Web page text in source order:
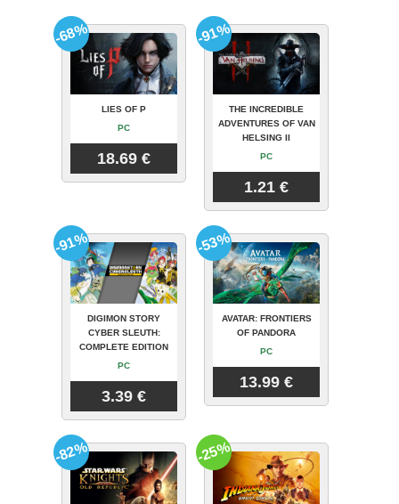
LIES OF P
PC
18.69 €
-68%
THE INCREDIBLE
ADVENTURES OF VAN
HELSING II
PC
1.21 €
-91%
DIGIMON STORY
CYBER SLEUTH:
COMPLETE EDITION
PC
3.39 €
-91%
AVATAR: FRONTIERS
OF PANDORA
PC
13.99 €
-53%
-82% -25%